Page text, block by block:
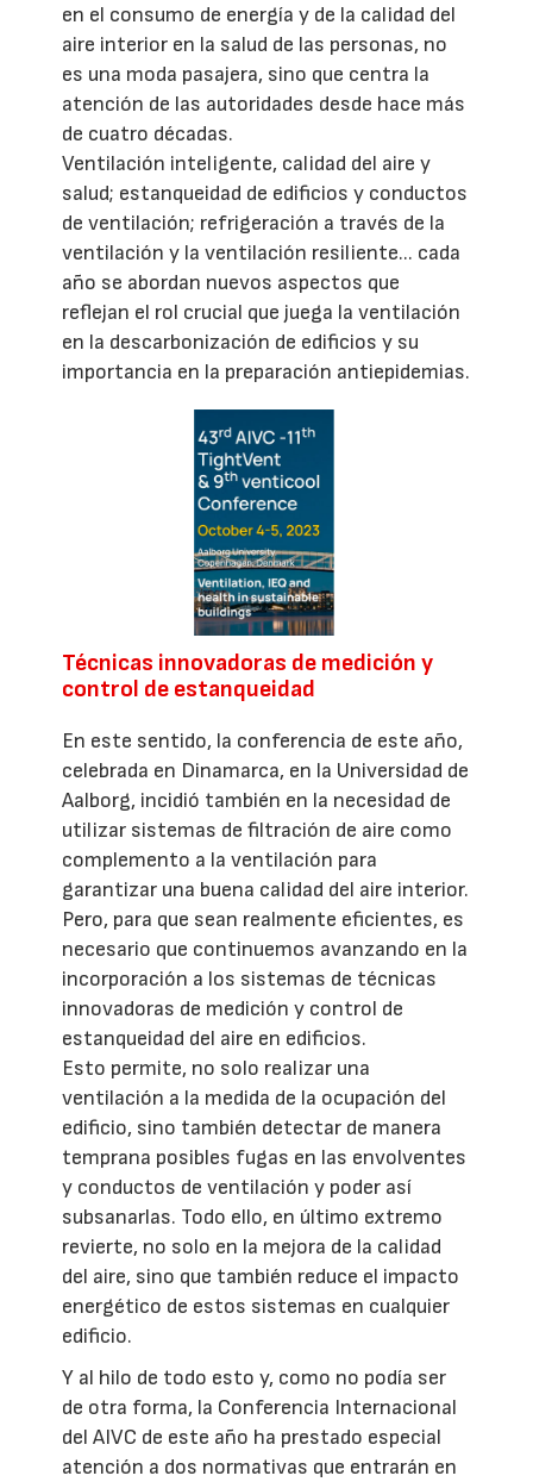
en el consumo de energía y de la calidad del
aire interior en la salud de las personas, no
es una moda pasajera, sino que centra la
atención de las autoridades desde hace más
de cuatro décadas.
Ventilación inteligente, calidad del aire y
salud; estanqueidad de edificios y conductos
de ventilación; refrigeración a través de la
ventilación y la ventilación resiliente... cada
año se abordan nuevos aspectos que
reflejan el rol crucial que juega la ventilación
en la descarbonización de edificios y su
importancia en la preparación antiepidemias.
Técnicas innovadoras de medición y
control de estanqueidad
En este sentido, la conferencia de este año,
celebrada en Dinamarca, en la Universidad de
Aalborg, incidió también en la necesidad de
utilizar sistemas de filtración de aire como
complemento a la ventilación para
garantizar una buena calidad del aire interior.
Pero, para que sean realmente eficientes, es
necesario que continuemos avanzando en la
incorporación a los sistemas de técnicas
innovadoras de medición y control de
estanqueidad del aire en edificios.
Esto permite, no solo realizar una
ventilación a la medida de la ocupación del
edificio, sino también detectar de manera
temprana posibles fugas en las envolventes
y conductos de ventilación y poder así
subsanarlas. Todo ello, en último extremo
revierte, no solo en la mejora de la calidad
del aire, sino que también reduce el impacto
energético de estos sistemas en cualquier
edificio.
Y al hilo de todo esto y, como no podía ser
de otra forma, la Conferencia Internacional
del AIVC de este año ha prestado especial
atención a dos normativas que entrarán en